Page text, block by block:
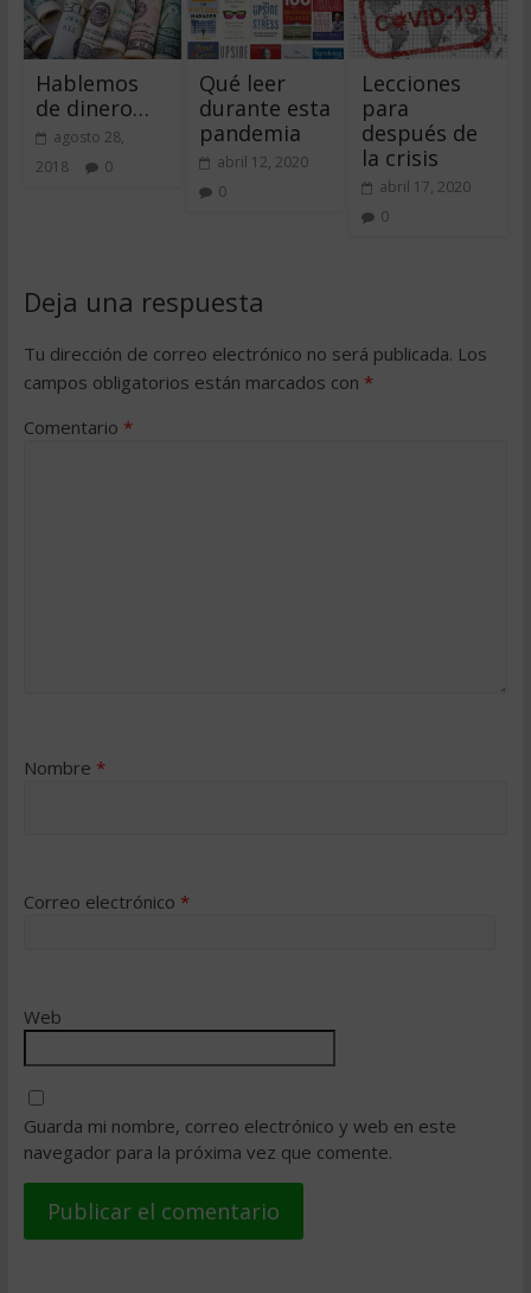
Hablemos
de dinero…
agosto 28,
2018
0
Qué leer
durante esta
pandemia
abril 12, 2020
0
Lecciones
para
después de
la crisis
abril 17, 2020
0
Deja una respuesta
Tu dirección de correo electrónico no será publicada. Los
campos obligatorios están marcados con *
Comentario *
Nombre *
Correo electrónico *
Web
Guarda mi nombre, correo electrónico y web en este
navegador para la próxima vez que comente.